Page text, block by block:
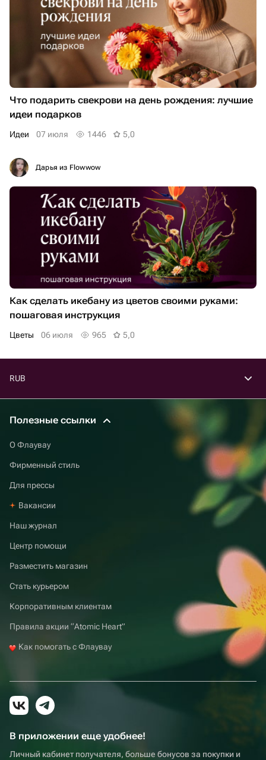
Что подарить свекрови на день рождения: лучшие
идеи подарков
Идеи 07 июля 1446 5,0
Дарья из Flowwow
Как сделать икебану из цветов своими руками:
пошаговая инструкция
Цветы 06 июля 965 5,0
RUB
Полезные ссылки
О Флаувау
Фирменный стиль
Для прессы
Вакансии
Наш журнал
Центр помощи
Разместить магазин
Стать курьером
Корпоративным клиентам
Правила акции “Atomic Heart”
Как помогать с Флаувау
В приложении еще удобнее!
Личный кабинет получателя, больше бонусов за покупки и